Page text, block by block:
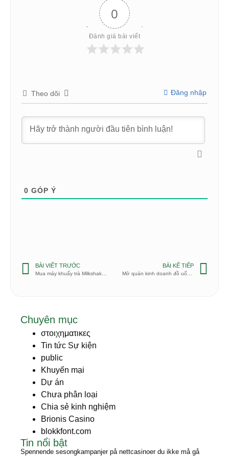
0
Đánh giá bài viết
Theo dõi Đăng nhập
0 GÓP Ý
BÀI VIẾT TRƯỚC BÀI KẾ TIẾP
Chuyên mục
στοιχηματικες
Tin tức Sự kiện
public
Khuyến mại
Dự án
Chưa phân loại
Chia sẻ kinh nghiệm
Brionis Casino
blokkfont.com
Tin nổi bật
Spennende sesongkampanjer på nettcasinoer du ikke må gå